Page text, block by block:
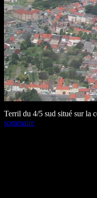
Terril du 4/5 sud situé sur la
sommaire